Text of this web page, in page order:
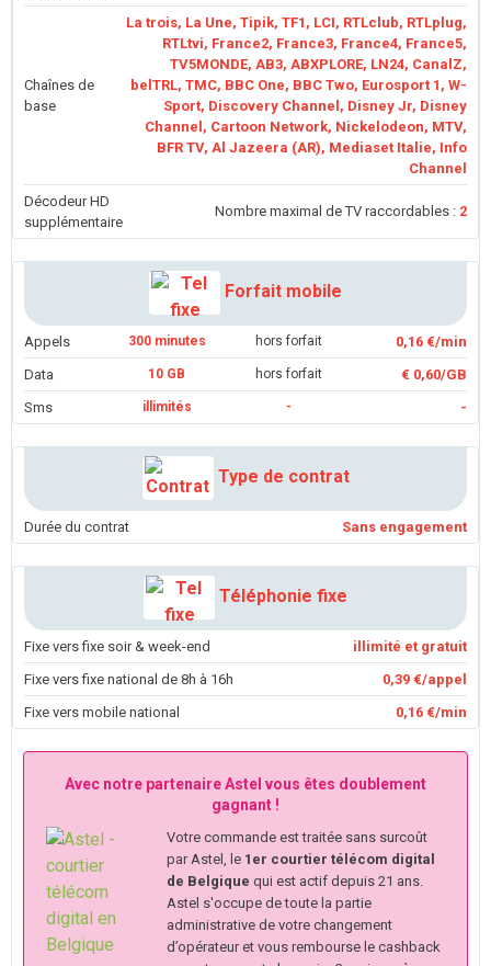
Chaînes de
base
La trois, La Une, Tipik, TF1, LCI, RTLclub, RTLplug,
RTLtvi, France2, France3, France4, France5,
TV5MONDE, AB3, ABXPLORE, LN24, CanalZ,
belTRL, TMC, BBC One, BBC Two, Eurosport 1, W-
Sport, Discovery Channel, Disney Jr, Disney
Channel, Cartoon Network, Nickelodeon, MTV,
BFR TV, Al Jazeera (AR), Mediaset Italie, Info
Channel
Décodeur HD
supplémentaire
Nombre maximal de TV raccordables : 2
Forfait mobile
Appels 300 minutes hors forfait
0,16 €/min
Data
10 GB hors forfait
€ 0,60/GB
Sms
illimités - -
Type de contrat
Durée du contrat Sans engagement
Téléphonie fixe
Fixe vers fixe soir & week-end
illimité et gratuit
Fixe vers fixe national de 8h à 16h
0,39 €/appel
Fixe vers mobile national
0,16 €/min
Avec notre partenaire Astel vous êtes doublement
gagnant !
Votre commande est traitée sans surcoût
par Astel, le 1er courtier télécom digital
de Belgique qui est actif depuis 21 ans.
Astel s'occupe de toute la partie
administrative de votre changement
d’opérateur et vous rembourse le cashback